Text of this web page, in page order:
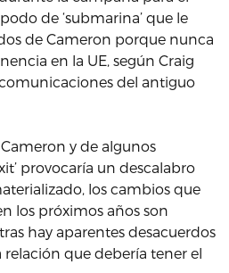
de ‘submarina’ que le
de Cameron porque nunca
en la UE, según Craig
del antiguo
y de algunos
provocaría un descalabro
los cambios que
los próximos años son
hay aparentes desacuerdos
relación que debería tener el